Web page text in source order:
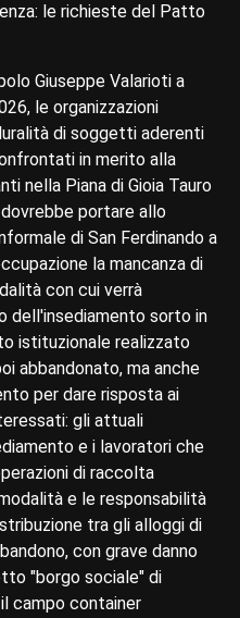
le richieste del Patto
Giuseppe Valarioti a
le organizzazioni
di soggetti aderenti
in merito alla
nella Piana di Gioia Tauro
portare allo
di San Ferdinando a
la mancanza di
con cui verrà
sorto in
istituzionale realizzato
abbandonato, ma anche
per dare risposta ai
gli attuali
e i lavoratori che
di raccolta
e le responsabilità
tra gli alloggi di
con grave danno
"borgo sociale" di
campo container